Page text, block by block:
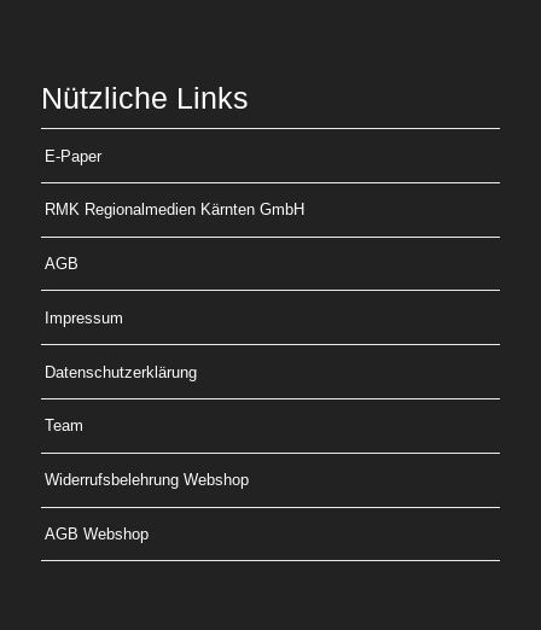
Nützliche Links
E-Paper
RMK Regionalmedien Kärnten GmbH
AGB
Impressum
Datenschutzerklärung
Team
Widerrufsbelehrung Webshop
AGB Webshop